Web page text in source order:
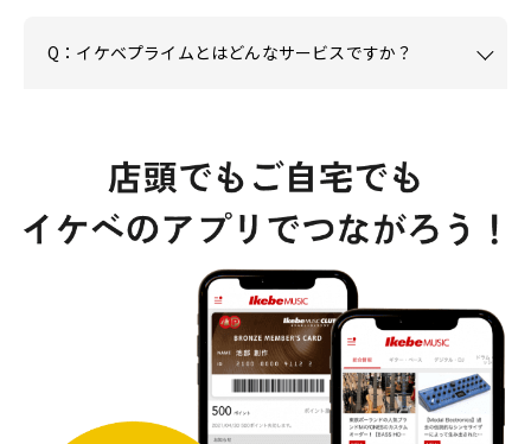
Q：イケベプライムとはどんなサービスですか？